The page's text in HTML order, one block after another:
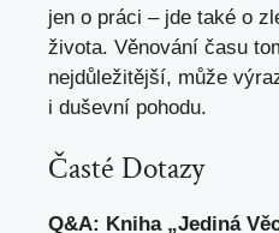
jen o práci – jde také o
života. Věnování času
nejdůležitější, může
i duševní pohodu.
Časté Dotazy
Q&A: Kniha „Jediná